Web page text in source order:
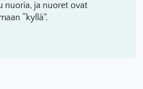
nuoria, ja nuoret ovat
“kyllä”.